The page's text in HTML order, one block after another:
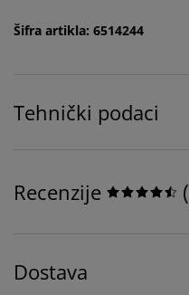
Šifra artikla: 6514244
Tehnički podaci
Recenzije (
Dostava